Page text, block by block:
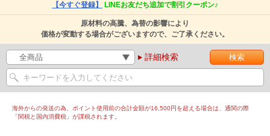
【今すぐ登録】 LINEお友だち追加で割引クーポン♪
原材料の高騰、為替の影響により
価格が変動する場合がございますので、ご了承ください。
詳細検索
海外からの発送の為、ポイント使用前の合計金額が16,500円を超える場合は、通関の際
「関税と国内消費税」が課税されます。